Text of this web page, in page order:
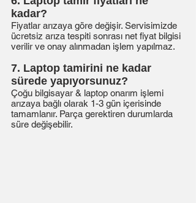
kadar?
Fiyatlar arızaya göre değişir. Servisimizde
ücretsiz arıza tespiti sonrası net fiyat bilgisi
verilir ve onay alınmadan işlem yapılmaz.
7. Laptop tamirini ne kadar
sürede yapıyorsunuz?
Çoğu bilgisayar & laptop onarım işlemi
arızaya bağlı olarak 1-3 gün içerisinde
tamamlanır. Parça gerektiren durumlarda
süre değişebilir.